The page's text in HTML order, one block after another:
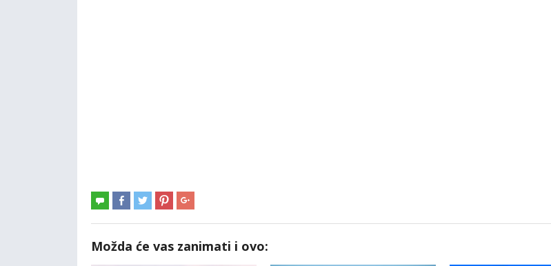
Možda će vas zanimati i ovo: